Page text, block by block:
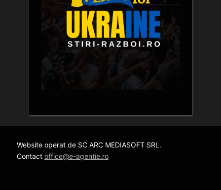
Website operat de SC ARC MEDIASOFT SRL.
Contact office@e-agentie.ro